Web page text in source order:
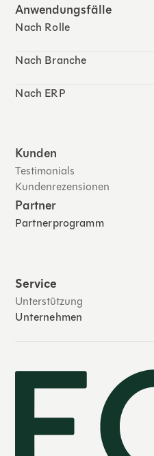
Anwendungsfälle
Nach Rolle
Nach Branche
Nach ERP
Kunden
Testimonials
Kundenrezensionen
Partner
Partnerprogramm
Service
Unterstützung
Unternehmen